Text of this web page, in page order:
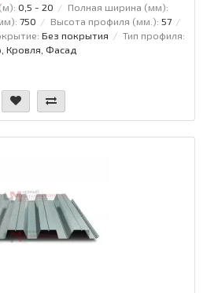
0,5 - 20
Полная ширина (мм):
750 Высота профиля (мм.): 57
Без покрытия
Тип профиля:
Кровля, Фасад